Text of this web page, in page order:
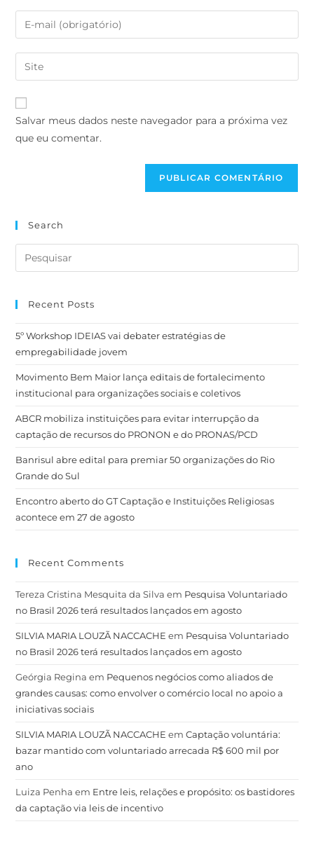
Salvar meus dados neste navegador para a próxima vez
que eu comentar.
Search
Recent Posts
5º Workshop IDEIAS vai debater estratégias de
empregabilidade jovem
Movimento Bem Maior lança editais de fortalecimento
institucional para organizações sociais e coletivos
ABCR mobiliza instituições para evitar interrupção da
captação de recursos do PRONON e do PRONAS/PCD
Banrisul abre edital para premiar 50 organizações do Rio
Grande do Sul
Encontro aberto do GT Captação e Instituições Religiosas
acontece em 27 de agosto
Recent Comments
Tereza Cristina Mesquita da Silva em Pesquisa Voluntariado
no Brasil 2026 terá resultados lançados em agosto
SILVIA MARIA LOUZÃ NACCACHE em Pesquisa Voluntariado
no Brasil 2026 terá resultados lançados em agosto
Geórgia Regina em Pequenos negócios como aliados de
grandes causas: como envolver o comércio local no apoio a
iniciativas sociais
SILVIA MARIA LOUZÃ NACCACHE emCaptação voluntária:
bazar mantido com voluntariado arrecada R$ 600 mil por
ano
Luiza Penha em Entre leis, relações e propósito: os bastidores
da captação via leis de incentivo